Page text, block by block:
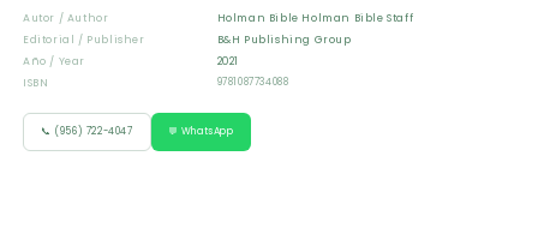
Autor / Author
Holman Bible Holman Bible Staff
Editorial / Publisher
B&H Publishing Group
Año / Year
2021
ISBN
9781087734088
📞 (956) 722-4047 💬 WhatsApp